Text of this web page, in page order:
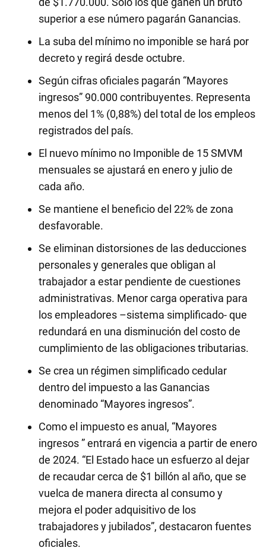
superior a ese número pagarán Ganancias.
La suba del mínimo no imponible se hará por
decreto y regirá desde octubre.
Según cifras oficiales pagarán “Mayores
ingresos” 90.000 contribuyentes. Representa
menos del 1% (0,88%) del total de los empleos
registrados del país.
El nuevo mínimo no Imponible de 15 SMVM
mensuales se ajustará en enero y julio de
cada año.
Se mantiene el beneficio del 22% de zona
desfavorable.
Se eliminan distorsiones de las deducciones
personales y generales que obligan al
trabajador a estar pendiente de cuestiones
administrativas. Menor carga operativa para
los empleadores –sistema simplificado- que
redundará en una disminución del costo de
cumplimiento de las obligaciones tributarias.
Se crea un régimen simplificado cedular
dentro del impuesto a las Ganancias
denominado “Mayores ingresos”.
Como el impuesto es anual, “Mayores
ingresos ” entrará en vigencia a partir de enero
de 2024. “El Estado hace un esfuerzo al dejar
de recaudar cerca de $1 billón al año, que se
vuelca de manera directa al consumo y
mejora el poder adquisitivo de los
trabajadores y jubilados”, destacaron fuentes
oficiales.